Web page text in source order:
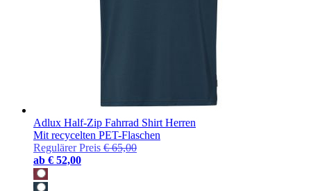
Adlux Half-Zip Fahrrad Shirt Herren
Mit recycelten PET-Flaschen
Regulärer Preis € 65,00
ab € 52,00